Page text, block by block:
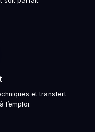
et transfert
l’emploi.